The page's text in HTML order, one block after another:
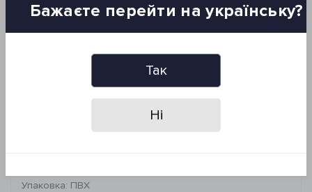
ПО груди: 46 см
Упаковка: ПВХ
Бажаєте перейти на українську?
Так
Ні